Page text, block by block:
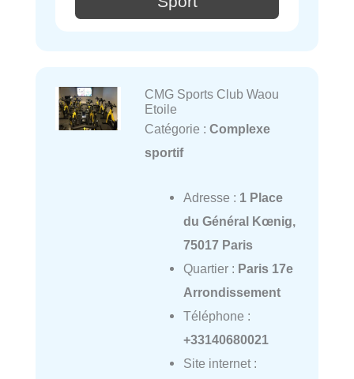
CMG Sports Club Waou
Etoile
Catégorie : Complexe
sportif
Adresse : 1 Place
du Général Kœnig,
75017 Paris
Quartier : Paris 17e
Arrondissement
Téléphone :
+33140680021
Site internet :